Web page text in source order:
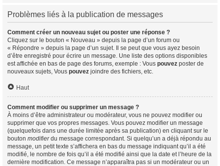
Problèmes liés à la publication de messages
Comment créer un nouveau sujet ou poster une réponse ?
Cliquez sur le bouton « Nouveau » depuis la page d’un forum ou
« Répondre » depuis la page d’un sujet. Il se peut que vous ayez besoin
d’être enregistré pour écrire un message. Une liste des options disponibles
est affichée en bas de page des forums, exemple : Vous pouvez poster de
nouveaux sujets, Vous pouvez joindre des fichiers, etc.
Haut
Comment modifier ou supprimer un message ?
À moins d’être administrateur ou modérateur, vous ne pouvez modifier ou
supprimer que vos propres messages. Vous pouvez modifier un message
(quelquefois dans une durée limitée après sa publication) en cliquant sur le
bouton modifierdu message correspondant. Si quelqu’un a déjà répondu au
message, un petit texte s’affichera en bas du message indiquant qu’il a été
modifié, le nombre de fois qu’il a été modifié ainsi que la date et l’heure de la
dernière modification. Ce message n’apparaîtra pas si un modérateur ou un